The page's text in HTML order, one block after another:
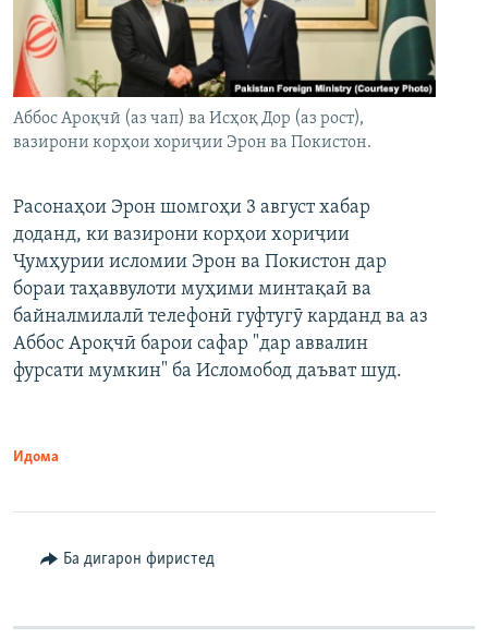
Аббос Ароқчӣ (аз чап) ва Исҳоқ Дор (аз рост),
вазирони корҳои хориҷии Эрон ва Покистон.
Расонаҳои Эрон шомгоҳи 3 август хабар
доданд, ки вазирони корҳои хориҷии
Ҷумҳурии исломии Эрон ва Покистон дар
бораи таҳаввулоти муҳими минтақаӣ ва
байналмилалӣ телефонӣ гуфтугӯ карданд ва аз
Аббос Ароқчӣ барои сафар "дар аввалин
фурсати мумкин" ба Исломобод даъват шуд.
Идома
Ба дигарон фиристед